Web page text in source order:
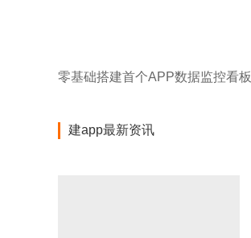
零基础搭建首个APP数据监控看板
建app最新资讯